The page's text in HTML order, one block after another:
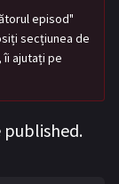
episod"
secțiunea de
îi ajutați pe
published.